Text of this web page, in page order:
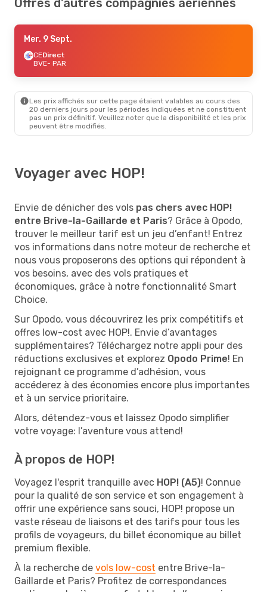
Offres d'autres compagnies aériennes
Mer. 9 Sept.
CEDirect
BVE- PAR
Les prix affichés sur cette page étaient valables au cours des
20 derniers jours pour les périodes indiquées et ne constituent
pas un prix définitif. Veuillez noter que la disponibilité et les prix
peuvent être modifiés.
Voyager avec HOP!
Envie de dénicher des vols pas chers avec HOP!
entre Brive-la-Gaillarde et Paris? Grâce à Opodo,
trouver le meilleur tarif est un jeu d’enfant! Entrez
vos informations dans notre moteur de recherche et
nous vous proposerons des options qui répondent à
vos besoins, avec des vols pratiques et
économiques, grâce à notre fonctionnalité Smart
Choice.
Sur Opodo, vous découvrirez les prix compétitifs et
offres low-cost avec HOP!. Envie d’avantages
supplémentaires? Téléchargez notre appli pour des
réductions exclusives et explorez Opodo Prime! En
rejoignant ce programme d’adhésion, vous
accéderez à des économies encore plus importantes
et à un service prioritaire.
Alors, détendez-vous et laissez Opodo simplifier
votre voyage: l’aventure vous attend!
À propos de HOP!
Voyagez l'esprit tranquille avec HOP! (A5)! Connue
pour la qualité de son service et son engagement à
offrir une expérience sans souci, HOP! propose un
vaste réseau de liaisons et des tarifs pour tous les
profils de voyageurs, du billet économique au billet
premium flexible.
À la recherche de vols low-cost entre Brive-la-
Gaillarde et Paris? Profitez de correspondances